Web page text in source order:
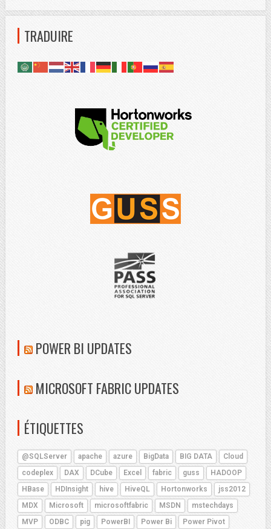
TRADUIRE
POWER BI UPDATES
MICROSOFT FABRIC UPDATES
ÉTIQUETTES
@SQLServer apache azure BigData BIG DATA
Cloud
codeplex
DAX DCube Excel fabric guss
HADOOP
HBase
HDInsight hive HiveQL Hortonworks
jss2012
MDX
Microsoft microsoftfabric MSDN
mstechdays
MVP
ODBC pig PowerBI Power Bi Power Pivot